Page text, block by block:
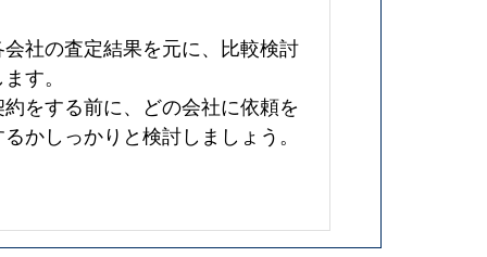
会社の査定結果を元に、比較検討
す。
約をする前に、どの会社に依頼を
かしっかりと検討しましょう。